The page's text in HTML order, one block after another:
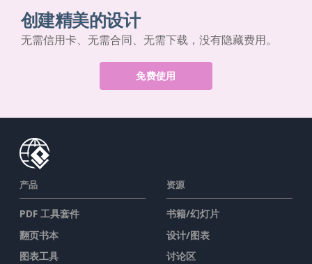
创建精美的设计
无需信用卡、无需合同、无需下载，没有隐藏费用。
免费使用
产品
PDF 工具套件
翻页书本
图表工具
资源
书籍/幻灯片
设计/图表
讨论区